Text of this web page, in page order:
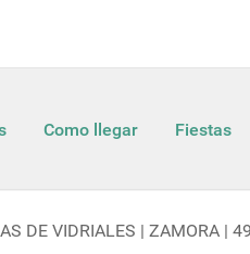
Como llegar Fiestas
DE VIDRIALES | ZAMORA |